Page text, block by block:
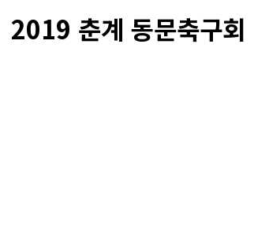
2019 춘계 동문축구회